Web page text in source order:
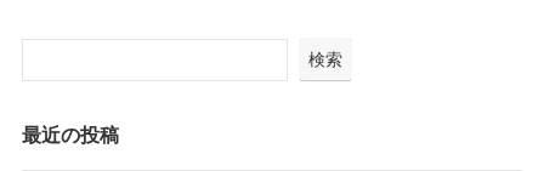
ドローン操縦士（プロパイロット）派遣
産業用ドローン講習
検索
最近の投稿